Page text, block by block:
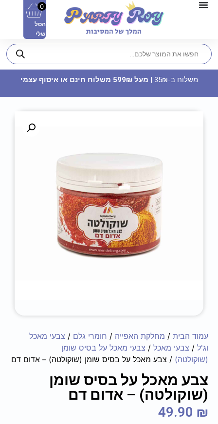
0
הסל
שלי
משלוח ב-35₪ | מעל 599₪ משלוח חינם או איסוף עצמי
עמוד הבית / מחלקת האפייה / חומרי גלם / צבעי מאכל
וג'ל / צבעי מאכל / צבעי מאכל על בסיס שומן
(שוקולטה) / צבע מאכל על בסיס שומן (שוקולטה) – אדום דם
צבע מאכל על בסיס שומן
(שוקולטה) – אדום דם
49.90 ₪